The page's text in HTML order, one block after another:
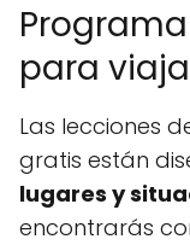
para
Las lecciones
gratis están
lugares y
encontrarás